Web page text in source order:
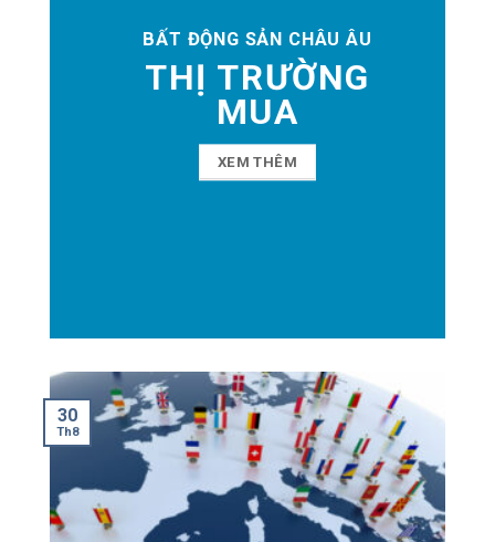
BẤT ĐỘNG SẢN CHÂU ÂU
THỊ TRƯỜNG
MUA
XEM THÊM
30
Th8